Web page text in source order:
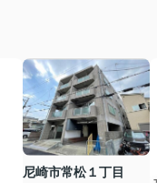
尼崎市常松１丁目